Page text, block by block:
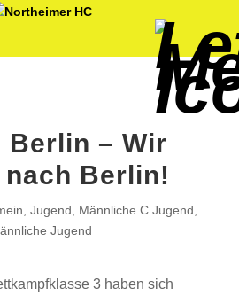
Berlin – Wir
Berlin!
,Jugend Männliche C Jugend
Jugend
3 haben sich
Back
1. Herren
2. Herren
1. Damen
Back
Weibliche
Minis &
Back
NHC
Back
Vorstand
Satzung
Back
Back
Download
Back